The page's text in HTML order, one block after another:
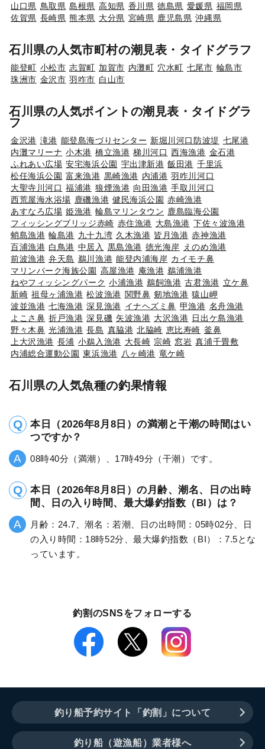
山口県 鳥取県 島根県 高知県 香川県 徳島県 愛媛県 福岡県
佐賀県 長崎県 熊本県 大分県 宮崎県 鹿児島県 沖縄県
石川県の人気市町村の潮見表・タイドグラフ
能登町 小松市 志賀町 加賀市 内灘町 穴水町 七尾市 輪島市
珠洲市 金沢市 羽咋市 白山市
石川県の人気ポイントの潮見表・タイドグラ
フ
金沢港 滝港 能登島海づりセンター 新堀川河口防波堤 七尾港
内灘マリーナ 小木港 橋立漁港 梯川河口 西海漁港 金石港
ふれあい広場 安宅海浜公園 宇出津新港 飯田港 千里浜
松任海浜公園 富来漁港 黒崎漁港 内浦港 羽咋川河口
大聖寺川河口 福浦港 狼煙漁港 向田漁港 手取川河口
西荒屋海水浴場 鹿磯漁港 健民海浜公園 赤崎漁港
あすなろ広場 姫漁港 輪島マリンタウン 鹿島臨海公園
フィッシングブリッジ赤崎 赤住漁港 大島漁港 下佐々波漁港
蛸島漁港 輪島港 九十九湾 久木漁港 皆月漁港 赤神漁港
百浦漁港 白鳥港 中居入 黒島漁港 徳光海岸 えのめ漁港
前波漁港 弁天島 鵜川漁港 能登内浦海岸 カイモチ鼻
マリンパーク海族公園 高屋漁港 庵漁港 鵜浦漁港
ねやフィッシングパーク 小浦漁港 鵜飼漁港 古君漁港 立ケ鼻
新崎 祖母ヶ浦漁港 松波漁港 関野鼻 剱地漁港 猿山岬
波並漁港 七海漁港 深見漁港 イナヘズミ鼻 甲漁港 名舟漁港
よこさ鼻 折戸漁港 深見磯 矢波漁港 大沢漁港 日出ケ島漁港
野々木鼻 光浦漁港 長島 真脇港 北脇崎 恵比寿崎 釜鼻
上大沢漁港 長浦 小鵜入漁港 大長崎 宗崎 窓岩 真浦千畳敷
内浦総合運動公園 東浜漁港 八ヶ崎港 竜ケ崎
石川県の人気魚種の釣果情報
本日（2026年8月8日）の満潮と干潮の時間はい
つですか？
08時40分（満潮）、17時49分（干潮）です。
本日（2026年8月8日）の月齢、潮名、日の出時
間、日の入り時間、最大爆釣指数（BI）は？
月齢：24.7、潮名：若潮、日の出時間：05時02分、日
の入り時間：18時52分、最大爆釣指数（BI）：7.5とな
っています。
釣割のSNSをフォローする
釣り船予約サイト「釣割」について
釣り船（遊漁船）業者様へ